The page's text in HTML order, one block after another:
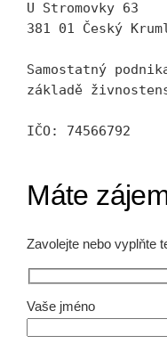
U Stromovky 63
381 01 Český
Samostatný
základě
IČO: 74566792
Máte
Zavolejte nebo vyplňte
Vaše jméno